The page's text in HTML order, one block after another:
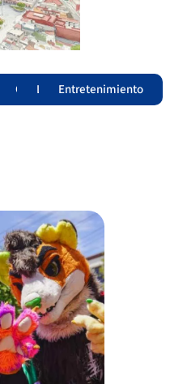
OpiniónLomitosEntretenimiento